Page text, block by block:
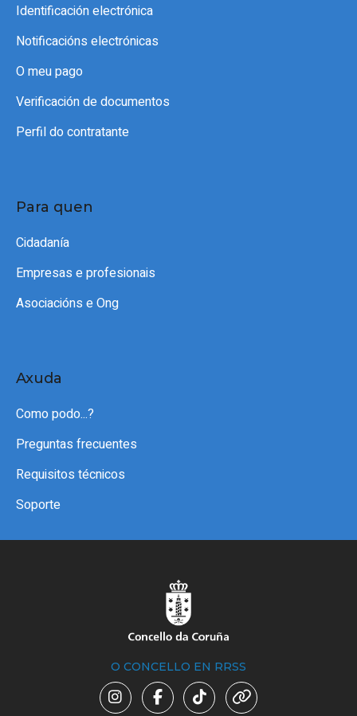
Identificación electrónica
Notificacións electrónicas
O meu pago
Verificación de documentos
Perfil do contratante
Para quen
Cidadanía
Empresas e profesionais
Asociacións e Ong
Axuda
Como podo...?
Preguntas frecuentes
Requisitos técnicos
Soporte
O CONCELLO EN RRSS